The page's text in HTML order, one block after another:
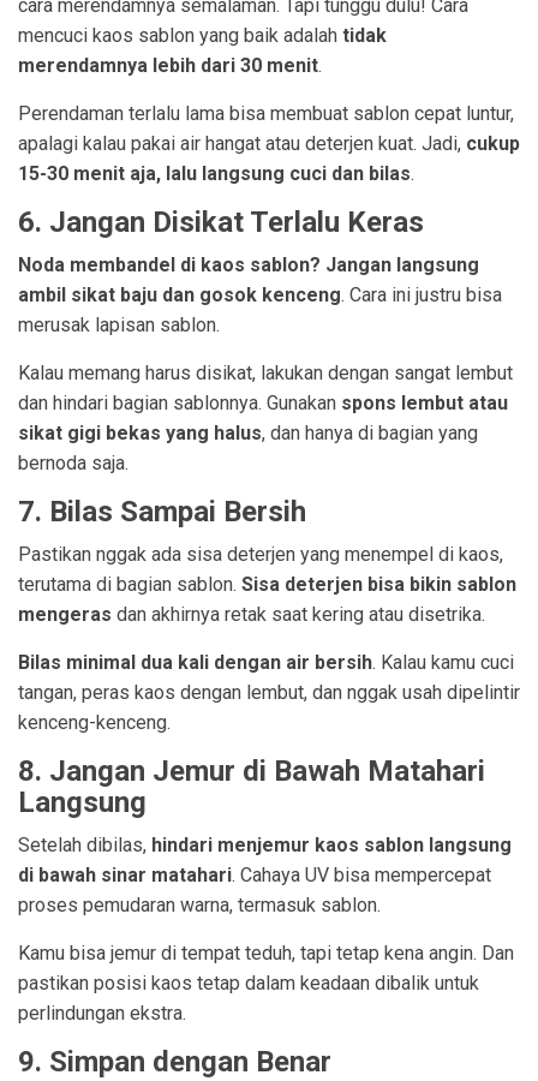
cara merendamnya semalaman. Tapi tunggu dulu! Cara
mencuci kaos sablon yang baik adalah tidak
merendamnya lebih dari 30 menit.
Perendaman terlalu lama bisa membuat sablon cepat luntur,
apalagi kalau pakai air hangat atau deterjen kuat. Jadi, cukup
15-30 menit aja, lalu langsung cuci dan bilas.
6. Jangan Disikat Terlalu Keras
Noda membandel di kaos sablon? Jangan langsung
ambil sikat baju dan gosok kenceng. Cara ini justru bisa
merusak lapisan sablon.
Kalau memang harus disikat, lakukan dengan sangat lembut
dan hindari bagian sablonnya. Gunakan spons lembut atau
sikat gigi bekas yang halus, dan hanya di bagian yang
bernoda saja.
7. Bilas Sampai Bersih
Pastikan nggak ada sisa deterjen yang menempel di kaos,
terutama di bagian sablon. Sisa deterjen bisa bikin sablon
mengeras dan akhirnya retak saat kering atau disetrika.
Bilas minimal dua kali dengan air bersih. Kalau kamu cuci
tangan, peras kaos dengan lembut, dan nggak usah dipelintir
kenceng-kenceng.
8. Jangan Jemur di Bawah Matahari
Langsung
Setelah dibilas, hindari menjemur kaos sablon langsung
di bawah sinar matahari. Cahaya UV bisa mempercepat
proses pemudaran warna, termasuk sablon.
Kamu bisa jemur di tempat teduh, tapi tetap kena angin. Dan
pastikan posisi kaos tetap dalam keadaan dibalik untuk
perlindungan ekstra.
9. Simpan dengan Benar